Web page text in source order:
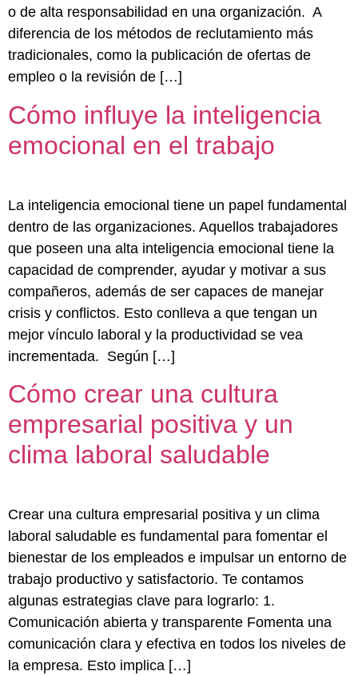
o de alta responsabilidad en una organización. A
diferencia de los métodos de reclutamiento más
tradicionales, como la publicación de ofertas de
empleo o la revisión de […]
Cómo influye la inteligencia
emocional en el trabajo
La inteligencia emocional tiene un papel fundamental
dentro de las organizaciones. Aquellos trabajadores
que poseen una alta inteligencia emocional tiene la
capacidad de comprender, ayudar y motivar a sus
compañeros, además de ser capaces de manejar
crisis y conflictos. Esto conlleva a que tengan un
mejor vínculo laboral y la productividad se vea
incrementada. Según […]
Cómo crear una cultura
empresarial positiva y un
clima laboral saludable
Crear una cultura empresarial positiva y un clima
laboral saludable es fundamental para fomentar el
bienestar de los empleados e impulsar un entorno de
trabajo productivo y satisfactorio. Te contamos
algunas estrategias clave para lograrlo: 1.
Comunicación abierta y transparente Fomenta una
comunicación clara y efectiva en todos los niveles de
la empresa. Esto implica […]